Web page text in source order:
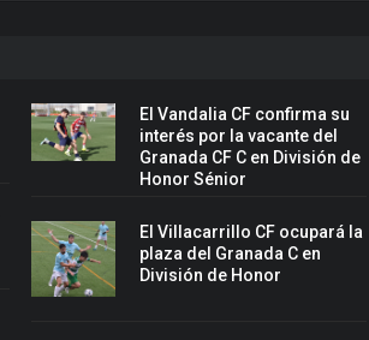
El Vandalia CF confirma su
interés por la vacante del
Granada CF C en División de
Honor Sénior
El Villacarrillo CF ocupará la
plaza del Granada C en
División de Honor